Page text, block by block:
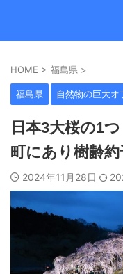
HOME > 福島県 >
福島県 自然物の巨大オ
日本3大桜の1
町にあり樹齢約
2024年11月28日